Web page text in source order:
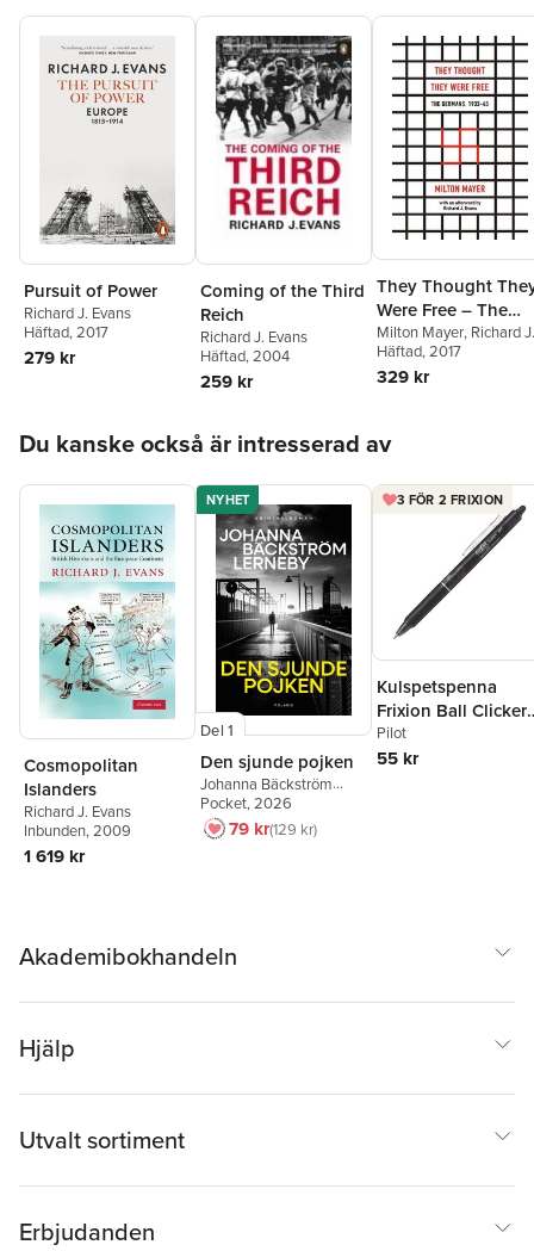
Pursuit of Power
Richard J. Evans
Häftad, 2017
279 kr
Coming of the Third
Reich
Richard J. Evans
Häftad, 2004
259 kr
They Thought
Were Free – The
Germans, 1933–45
Milton Mayer, Richard J.
Evans
Häftad, 2017
329 kr
Du kanske också är intresserad av
Cosmopolitan
Islanders
Richard J. Evans
Inbunden, 2009
1 619 kr
NYHET
Del 1
Den sjunde pojken
Johanna Bäckström
Lerneby
Pocket, 2026
79 kr129 kr
3 FÖR 2 FRIXION
Kulspetspenna
Frixion Ball Clicker
0.7 svart, raderbar
Pilot
55 kr
Akademibokhandeln
Hjälp
Utvalt sortiment
Erbjudanden